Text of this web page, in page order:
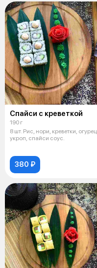
Спайси с креветкой
190 г
8 шт. Рис, нори, креветки, огурец,
укроп, спайси соус.
380 ₽